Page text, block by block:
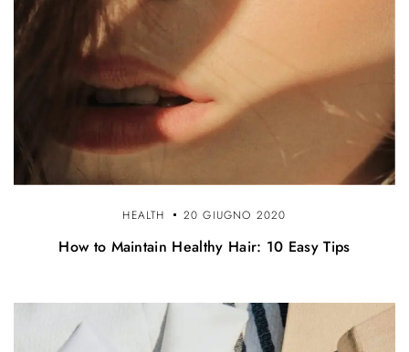
HEALTH 20 GIUGNO 2020
How to Maintain Healthy Hair: 10 Easy Tips